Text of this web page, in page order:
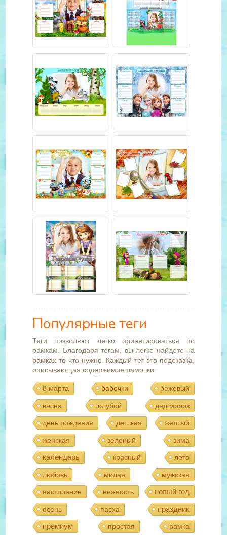
Популярные теги
Теги позволяют легко ориентироваться по
рамкам. Благодаря тегам, вы легко найдете на
рамках то что нужно. Каждый тег это подсказка,
описывающая содержимое рамочки.
8 марта бабочки бежевый
весна голубой дед мороз
день рождения детская желтый
женская зеленый зима
календарь красный лето
любовь милая мужская
настроение нежность новый год
осень пасха
праздник
премиум
простая рамка